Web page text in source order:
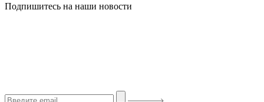
Подпишитесь на наши новости